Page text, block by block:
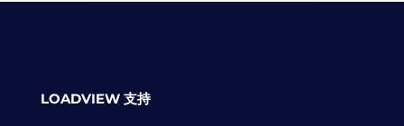
LOADVIEW 支持